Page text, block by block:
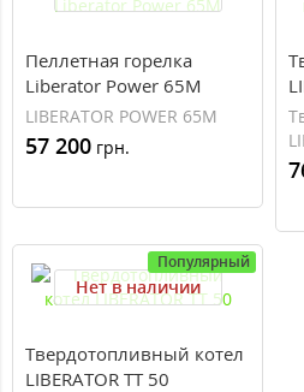
Пеллетная горелка
Liberator Power 65M
LIBERATOR POWER 65M
57 200 грн.
Популярный
Нет в наличии
Твердотопливный котел
LIBERATOR ТТ 50